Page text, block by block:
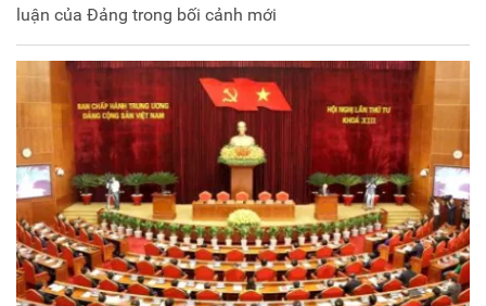
luận của Đảng trong bối cảnh mới